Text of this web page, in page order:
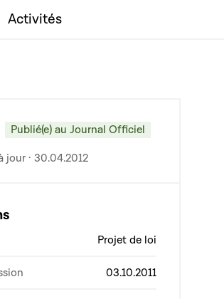
Activités
Publié(e) au Journal Officiel
jour · 30.04.2012
Projet de loi
03.10.2011